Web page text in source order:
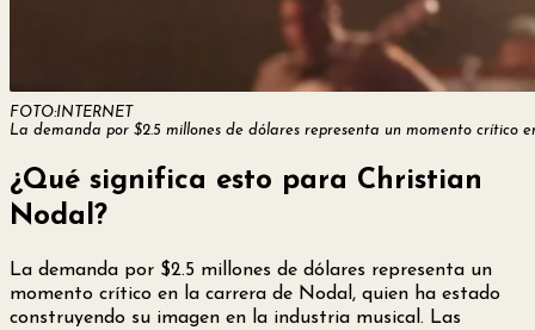
FOTO:INTERNET
La demanda por $2.5 millones de dólares representa un momento crítico
¿Qué significa esto para Christian
Nodal?
La demanda por $2.5 millones de dólares representa un
momento crítico en la carrera de Nodal, quien ha estado
construyendo su imagen en la industria musical. Las